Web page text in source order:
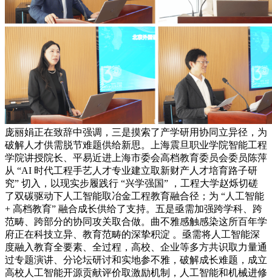
庞丽娟正在致辞中强调，三是摸索了产学研用协同立异径，为
破解人才供需脱节难题供给新思。上海震旦职业学院智能工程
学院讲授院长、平易近进上海市委会高档教育委员会委员陈萍
从 “AI 时代工程手艺人才专业建立取新财产人才培育路子研
究” 切入，以现实步履践行 “兴学强国” ，工程大学赵烁切磋
了双碳驱动下人工智能取冶金工程教育融合径；为 “人工智能
+ 高档教育” 融合成长供给了支持。五是亟需加强跨学科、跨
范畴、跨部分的协同攻关取合做。曲不雅感触感染这所百年学
府正在科技立异、教育范畴的深挚积淀 。亟需将人工智能深
度融入教育全要素、全过程，高校、企业等多方共识取力量通
过专题演讲、分论坛研讨和实地参不雅，破解成长难题，成立
高校人工智能开源贡献评价取激励机制，人工智能和机械进修